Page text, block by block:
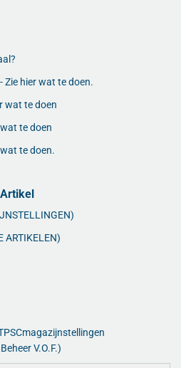
Zie hier wat te doen.
wat te doen
te doen
te doen.
ARTIKELEN)
V.O.F.)